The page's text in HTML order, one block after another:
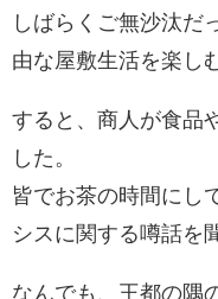
しばらくご無沙汰だ
由な屋敷生活を楽し
すると、商人が食品
した。
皆でお茶の時間にし
シスに関する噂話を
なんでも、王都の隅